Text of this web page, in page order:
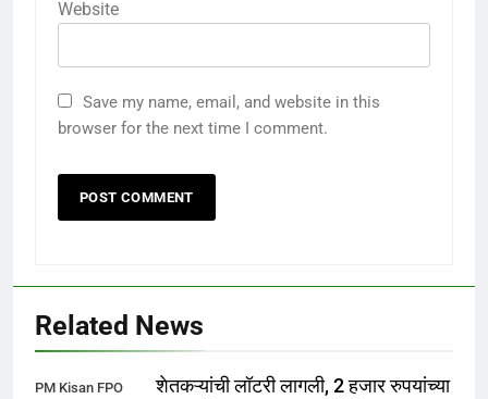
Website
Save my name, email, and website in this
browser for the next time I comment.
Related News
PM Kisan FPO
शेतकऱ्यांची लॉटरी लागली, 2 हजार रुपयांच्या